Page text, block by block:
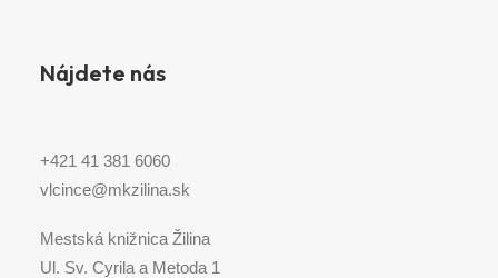
Nájdete nás
+421 41 381 6060
vlcince@mkzilina.sk
Mestská knižnica Žilina
Ul. Sv. Cyrila a Metoda 1